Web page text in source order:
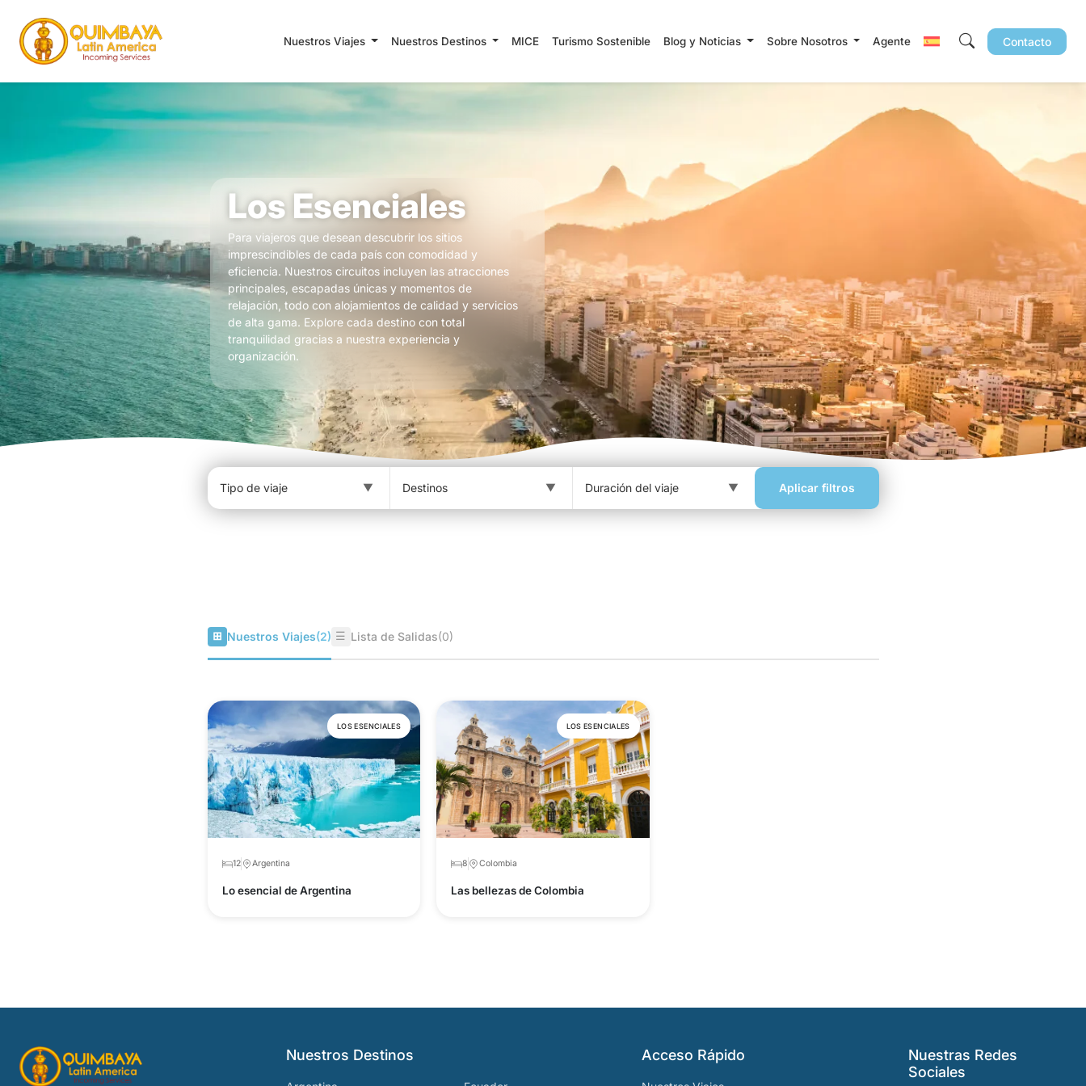
Nuestros Viajes Nuestros Destinos MICE Turismo Sostenible Blog y Noticias Sobre Nosotros Agente Contacto
Los Esenciales
Para viajeros que desean descubrir los sitios
imprescindibles de cada país con comodidad y
eficiencia. Nuestros circuitos incluyen las atracciones
principales, escapadas únicas y momentos de
relajación, todo con alojamientos de calidad y servicios
de alta gama. Explore cada destino con total
tranquilidad gracias a nuestra experiencia y
organización.
Aplicar filtros
⊞ Nuestros Viajes(2) ☰ Lista de Salidas(0)
LOS ESENCIALES
12 Argentina
Lo esencial de Argentina
LOS ESENCIALES
8 Colombia
Las bellezas de Colombia
Nuestros Destinos Acceso Rápido
Nuestras Redes
Sociales